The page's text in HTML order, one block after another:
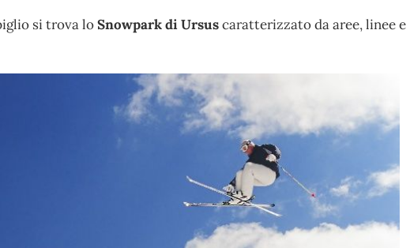
si trova loSnowpark di Ursuscaratterizzato da aree, linee e